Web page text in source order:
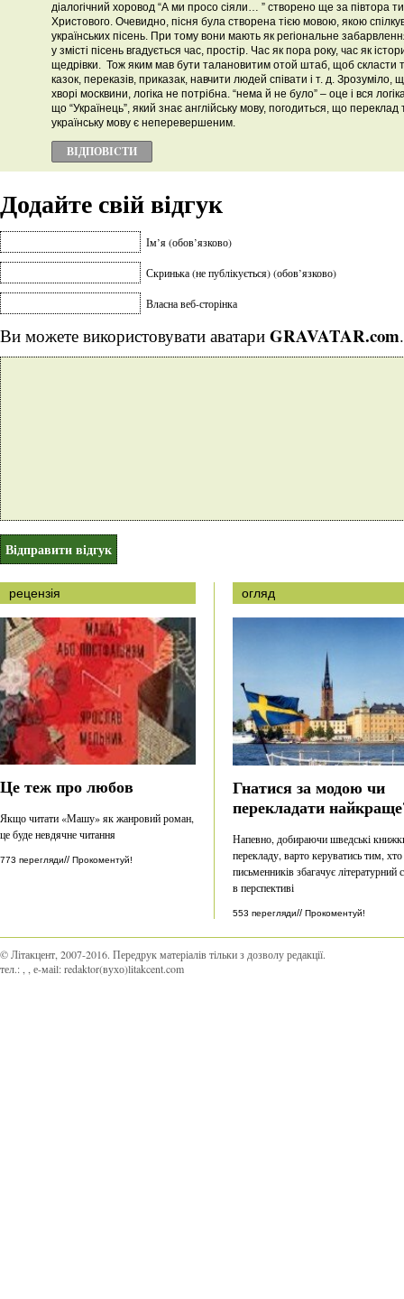
діалогічний хоровод “А ми просо сіяли… ” створено ще за півтора
Христового. Очевидно, пісня була створена тією мовою, якою
українських пісень. При тому вони мають як регіональне
у змісті пісень вгадується час, простір. Час як пора року, час як
щедрівки. Тож яким мав бути талановитим отой штаб, щоб скласти
казок, переказів, приказак, навчити людей співати і т. д.
хворі москвини, логіка не потрібна. “нема й не було” – оце і вся
що “Українець”, який знає англійську мову, погодиться, що переклад
українську мову є неперевершеним.
ВІДПОВІCТИ
Додайте свій відгук
Ім’я (обов’язково)
Скринька (не публікується) (обов’язково)
Власна веб-сторінка
Ви можете використовувати аватари GRAVATAR.com.
рецензія
Це теж про любов
Якщо читати «Машу» як жанровий роман,
це буде невдячне читання
773 перегляди// Прокоментуй!
огляд
Гнатися за модою чи
перекладати
Напевно, добираючи шведські
перекладу, варто керуватись тим, хто
письменників збагачує літературний
в перспективі
553 перегляди// Прокоментуй!
© Літакцент, 2007-2016. Передрук матеріалів тільки з дозволу редакції.
тел.:
, е-маіl:redaktor(вухо)litakcent.com